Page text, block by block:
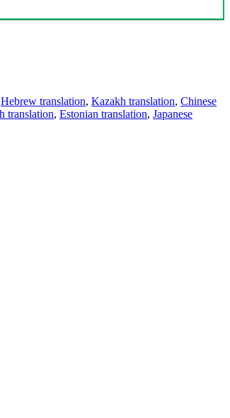
Hebrew translation, Kazakh translation, Chinese
translation, Estonian translation, Japanese